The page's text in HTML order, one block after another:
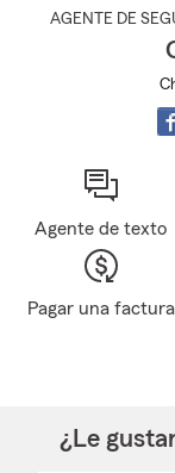
AGENTE DE
Agente de texto
Pagar una factura
¿Le